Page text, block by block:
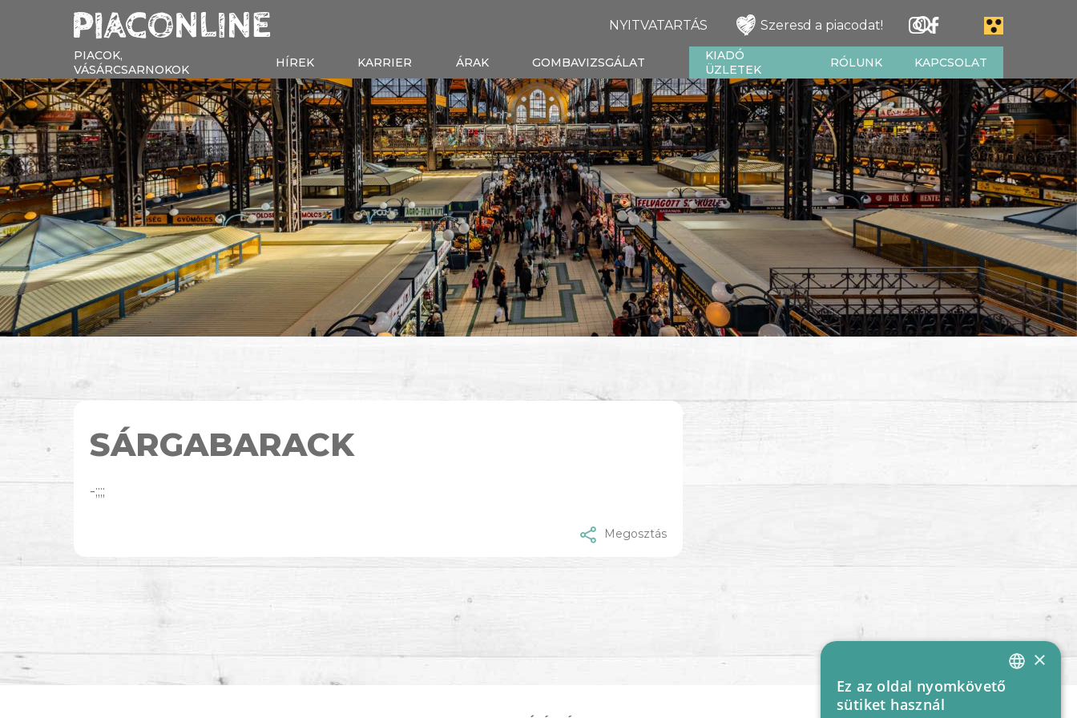
NYITVATARTÁS Szeresd a piacodat!
PIACOK,
VÁSÁRCSARNOKOK
HÍREK KARRIER ÁRAK GOMBAVIZSGÁLAT
KIADÓ
ÜZLETEK
RÓLUNK KAPCSOLAT
SÁRGABARACK
-;;;;
Megosztás
HUNGARIAN
×
Ez az oldal nyomkövető
sütiket használ